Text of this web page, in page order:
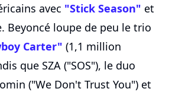
avec "Stick Season" et
Beyoncé loupe de peu le trio
Carter" (1,1 million
que SZA ("SOS"), le duo
("We Don't Trust You") et